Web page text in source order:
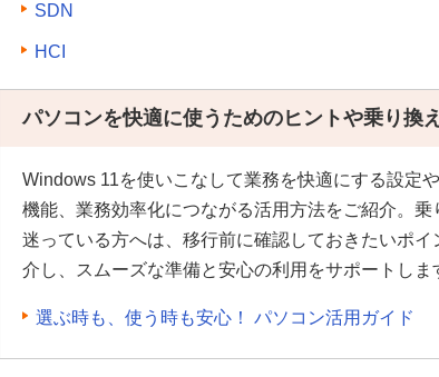
SDN
HCI
パソコンを快適に使うためのヒントや乗り換
Windows 11を使いこなして業務を快適にする設定
機能、業務効率化につながる活用方法をご紹介。乗
迷っている方へは、移行前に確認しておきたいポイ
介し、スムーズな準備と安心の利用をサポートしま
選ぶ時も、使う時も安心！ パソコン活用ガイド